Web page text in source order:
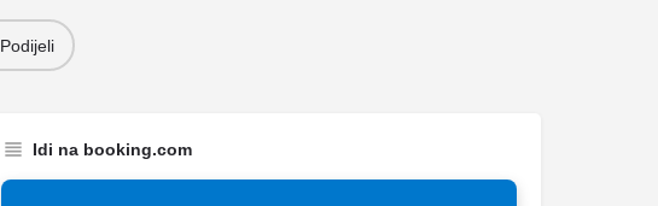
Podijeli
Idi na booking.com